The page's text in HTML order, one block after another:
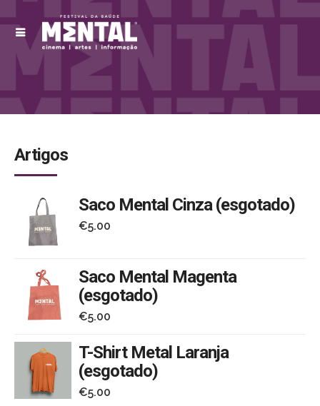
Artigos
Saco Mental Cinza (esgotado)
€5.00
Saco Mental Magenta
(esgotado)
€5.00
T-Shirt Metal Laranja
(esgotado)
€5.00